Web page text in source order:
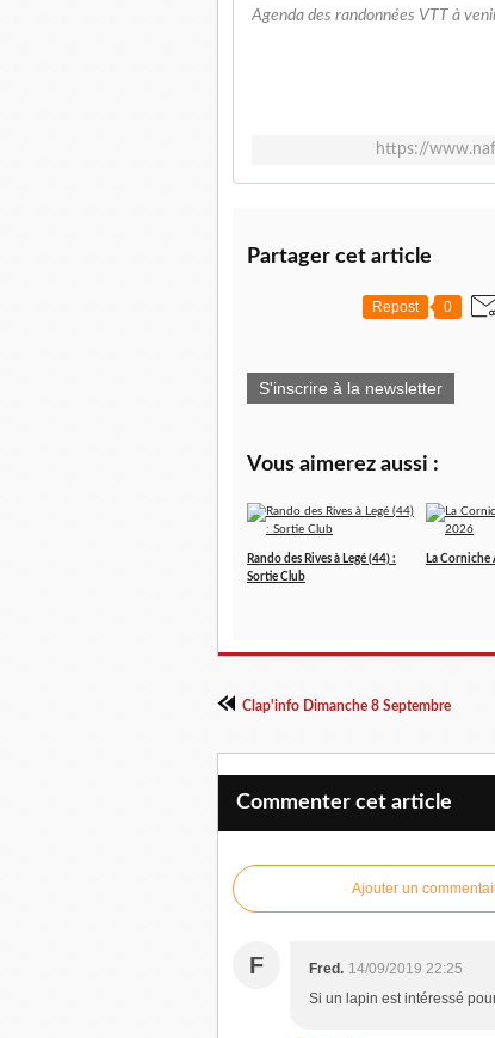
Agenda des randonnées VTT à
https://
Partager cet article
Repost 0
S'inscrire à la newsletter
Vous aimerez aussi :
Rando des Rives à Legé (44) :
Sortie Club
La Corniche
Clap'info Dimanche 8 Septembre
Commenter cet article
Ajouter un
F Fred. 14/09/2019 22:25
Si un lapin est intéressé